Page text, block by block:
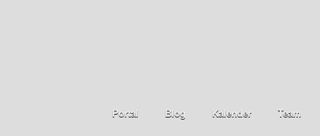
Portal Blog Kalender Team